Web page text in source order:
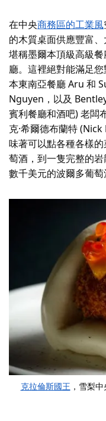
在中央商務區的工業風
的木質桌面供應豐富
堪稱墨爾本頂級高級
廳。這裡絕對能滿足
本東南亞餐廳 Aru 和
Nguyen，以及
賓利餐廳和酒吧) 老闆
克·希爾德布蘭特
味著可以點各種各樣
萄酒，到一隻完整的
數千美元的波爾多葡萄
克拉倫斯國王 ，雪梨